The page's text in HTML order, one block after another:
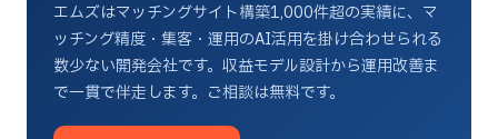
エムズはマッチングサイト構築1,000件超の実績に、マ
ッチング精度・集客・運用のAI活用を掛け合わせられる
数少ない開発会社です。収益モデル設計から運用改善ま
で一貫で伴走します。ご相談は無料です。